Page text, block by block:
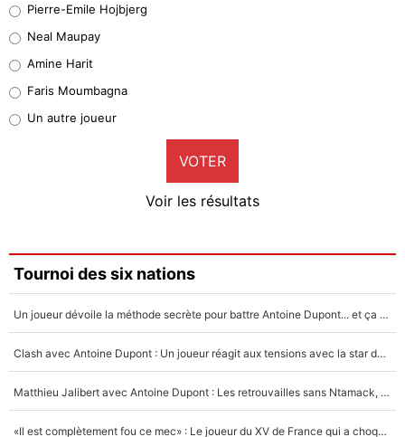
5%
1%
9%
Faris Moumbagna
4%
Un autre joueur
5%
Pierre-Emile Hojbjerg
Neal Maupay
Amine Harit
Faris Moumbagna
Un autre joueur
VOTER
Voir les résultats
Tournoi des six nations
Un joueur dévoile la méthode secrète pour battre Antoine Dupont... et ça marche !
Clash avec Antoine Dupont : Un joueur réagit aux tensions avec la star du XV de France !
Matthieu Jalibert avec Antoine Dupont : Les retrouvailles sans Ntamack, «il y a eu des discussions»
«Il est complètement fou ce mec» : Le joueur du XV de France qui a choqué Matthieu Jalibert !